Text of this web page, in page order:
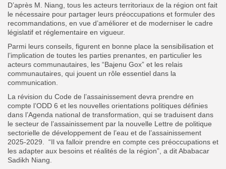
D’après M. Niang, tous les acteurs territoriaux de la région ont fait
le nécessaire pour partager leurs préoccupations et formuler des
recommandations, en vue d’améliorer et de moderniser le cadre
législatif et réglementaire en vigueur.
Parmi leurs conseils, figurent en bonne place la sensibilisation et
l’implication de toutes les parties prenantes, en particulier les
acteurs communautaires, les “Bajenu Gox” et les relais
communautaires, qui jouent un rôle essentiel dans la
communication.
La révision du Code de l’assainissement devra prendre en
compte l’ODD 6 et les nouvelles orientations politiques définies
dans l’Agenda national de transformation, qui se traduisent dans
le secteur de l’assainissement par la nouvelle Lettre de politique
sectorielle de développement de l’eau et de l’assainissement
2025-2029. “Il va falloir prendre en compte ces préoccupations et
les adapter aux besoins et réalités de la région”, a dit Ababacar
Sadikh Niang.